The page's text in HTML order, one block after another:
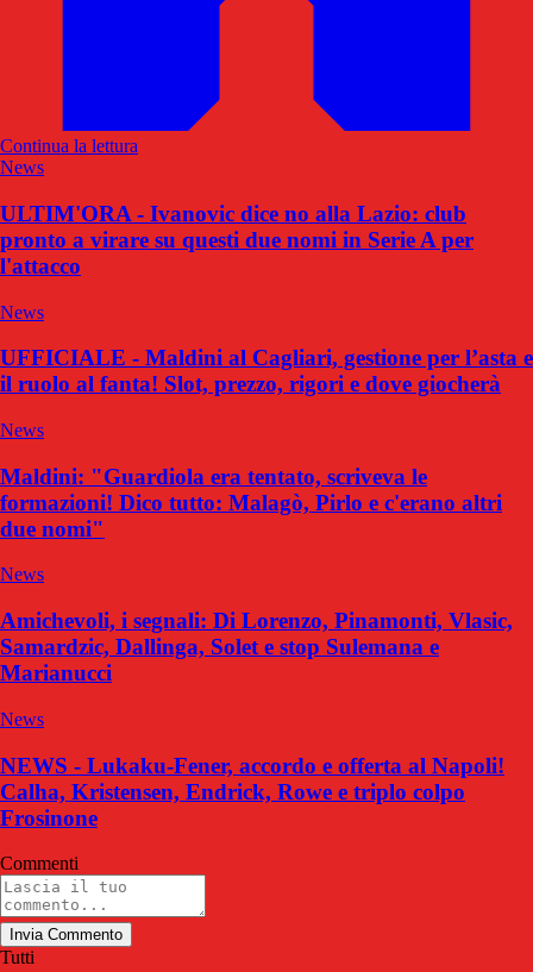
Continua la lettura
News
ULTIM'ORA - Ivanovic dice no alla Lazio: club
pronto a virare su questi due nomi in Serie A per
l'attacco
News
UFFICIALE - Maldini al Cagliari, gestione per l’asta e
il ruolo al fanta! Slot, prezzo, rigori e dove giocherà
News
Maldini: "Guardiola era tentato, scriveva le
formazioni! Dico tutto: Malagò, Pirlo e c'erano altri
due nomi"
News
Amichevoli, i segnali: Di Lorenzo, Pinamonti, Vlasic,
Samardzic, Dallinga, Solet e stop Sulemana e
Marianucci
News
NEWS - Lukaku-Fener, accordo e offerta al Napoli!
Calha, Kristensen, Endrick, Rowe e triplo colpo
Frosinone
Commenti
Invia Commento
Tutti